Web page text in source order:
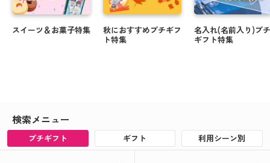
スイーツ＆お菓子特集
秋におすすめプチギフ
ト特集
名入れ(名前入り)プチ
ギフト特集
検索メニュー
プチギフト ギフト 利用シーン別